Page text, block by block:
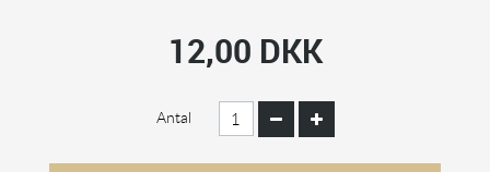
12,00 DKK
Antal